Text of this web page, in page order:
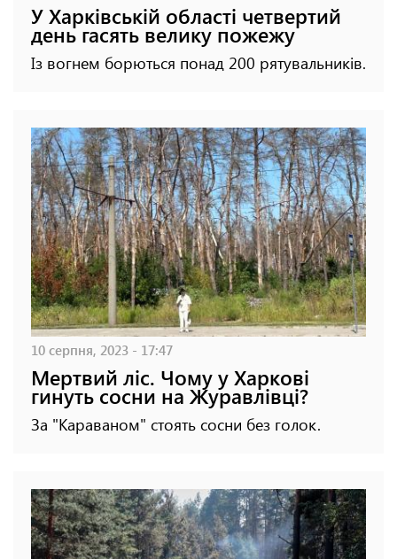
У Харківській області четвертий
день гасять велику пожежу
Із вогнем борються понад 200 рятувальників.
10 серпня, 2023 - 17:47
Мертвий ліс. Чому у Харкові
гинуть сосни на Журавлівці?
За "Караваном" стоять сосни без голок.